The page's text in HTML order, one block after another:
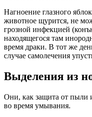
Нагноение глазного
животное щурится, не
грозной инфекцией
находящегося там
время драки. В тот же
случае самолечения
Выделения из
Они, как защита от пыли
во время умывания.